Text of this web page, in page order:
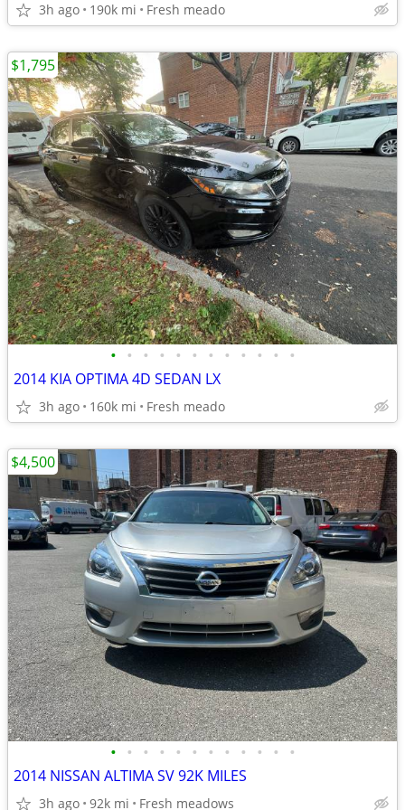
3h ago 190k mi Fresh meado
• • • • • • • • • • • •
2014 KIA OPTIMA 4D SEDAN LX
3h ago 160k mi Fresh meado
$1,795
• • • • • • • • • • • •
2014 NISSAN ALTIMA SV 92K MILES
3h ago 92k mi Fresh meadows
$4,500